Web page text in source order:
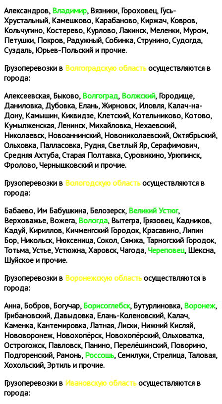
Александров, Владимир, Вязники, Гороховец, Гусь-
Хрустальный, Камешково, Карабаново, Киржач, Ковров,
Кольчугино, Костерево, Курлово, Лакинск, Меленки, Муром,
Петушки, Покров, Радужный, Собинка, Струнино, Судогда,
Суздаль, Юрьев-Польский и прочие.
Грузоперевозки в Волгоградскую область осуществляются в
города:
Алексеевская, Быково, Волгоград, Волжский, Городище,
Даниловка, Дубовка, Елань, Жирновск, Иловля, Калач-на-
Дону, Камышин, Киквидзе, Клетский, Котельниково, Котово,
Кумылженская, Ленинск, Михайловка, Нехаевский,
Николаевск, Новоаннинский, Новониколаевский, Октябрьский,
Ольховка, Палласовка, Рудня, Светлый Яр, Серафимович,
Средняя Ахтуба, Старая Полтавка, Суровикино, Урюпинск,
Фролово, Чернышковский и прочие.
Грузоперевозки в Вологодскую область осуществляются в
города:
Бабаево, Им Бабушкина, Белозерск, Великий Устюг,
Верховажье, Вожега,Вологда, Вытегра, Грязовец, Кадников,
Кадуй, Кириллов, Кичменгский Городок, Красавино, Липин
Бор, Никольск, Нюксеница, Сокол, Сямжа, Тарногский Городок,
Тотьма, Устье, Устюжна, Харовск, Чагода,Череповец, Шексна,
Шуйское и прочие.
Грузоперевозки в Воронежскую область осуществляются в
города:
Анна, Бобров, Богучар, Борисоглебск, Бутурлиновка,Воронеж,
Грибановский, Давыдовка, Елань-Коленовский, Калач,
Каменка, Кантемировка, Латная, Лиски, Нижний Кисляй,
Нововоронеж, Новохопёрск, Новохопёрский, Ольховатка,
Острогожск, Павловск, Панино, Перелёшинский, Поворино,
Подгоренский, Рамонь, Россошь, Семилуки, Стрелица, Таловая,
Хохольский, Эртиль и прочие.
Грузоперевозки в Ивановскую область осуществляются в
города: